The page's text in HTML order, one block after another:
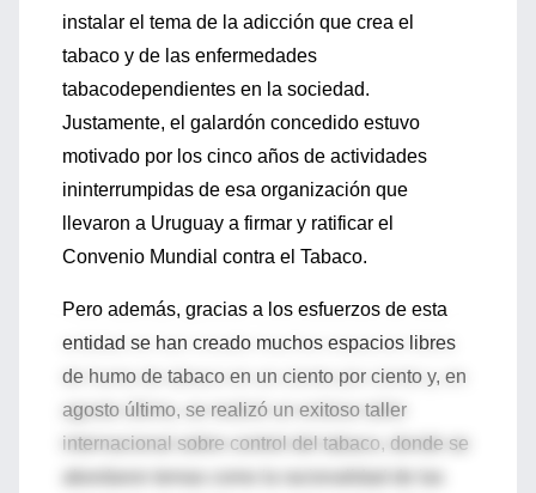
instalar el tema de la adicción que crea el
tabaco y de las enfermedades
tabacodependientes en la sociedad.
Justamente, el galardón concedido estuvo
motivado por los cinco años de actividades
ininterrumpidas de esa organización que
llevaron a Uruguay a firmar y ratificar el
Convenio Mundial contra el Tabaco.
Pero además, gracias a los esfuerzos de esta
entidad se han creado muchos espacios libres
de humo de tabaco en un ciento por ciento y, en
agosto último, se realizó un exitoso taller
internacional sobre control del tabaco, donde se